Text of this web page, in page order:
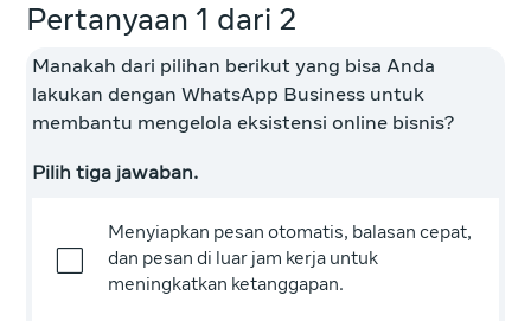
Pertanyaan 1 dari 2
Manakah dari pilihan berikut yang bisa Anda
lakukan dengan WhatsApp Business untuk
membantu mengelola eksistensi online bisnis?
Pilih tiga jawaban.
Menyiapkan pesan otomatis, balasan cepat,
dan pesan di luar jam kerja untuk
meningkatkan ketanggapan.